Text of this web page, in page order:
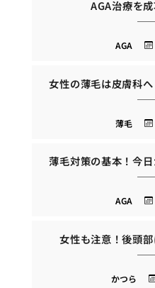
AGA治療を
AGA
女性の薄毛は皮膚科
薄毛
薄毛対策の基本！今
AGA
女性も注意！後頭
かつら